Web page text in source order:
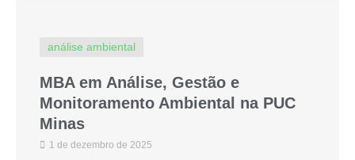
análise ambiental
MBA em Análise, Gestão e
Monitoramento Ambiental na PUC
Minas
1 de dezembro de 2025